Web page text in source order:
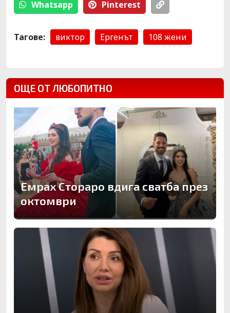
Whatsapp Pinterest
Тагове: виктор Ергенът 108 жени
ОЩЕ ОТ ЛЮБОПИТНО
Емрах Стораро вдига сватба през
октомври